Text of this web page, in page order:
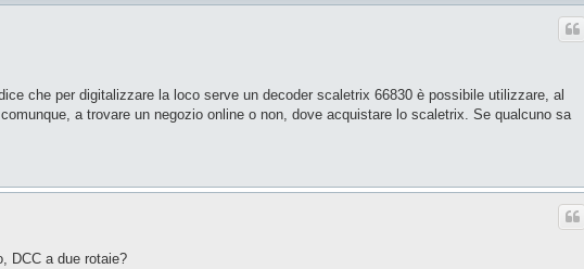
che per digitalizzare la loco serve un decoder scaletrix 66830 è possibile utilizzare, al
a trovare un negozio online o non, dove acquistare lo scaletrix. Se qualcuno sa
DCC a due rotaie?